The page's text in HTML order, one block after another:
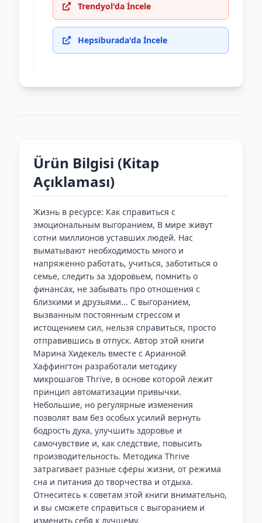
Trendyol'da İncele
Hepsiburada'da İncele
Ürün Bilgisi (Kitap
Açıklaması)
Жизнь в ресурсе: Как справиться с
эмоциональным выгоранием, В мире живут
сотни миллионов уставших людей. Нас
выматывают необходимость много и
напряженно работать, учиться, заботиться о
семье, следить за здоровьем, помнить о
финансах, не забывать про отношения с
близкими и друзьями... С выгоранием,
вызванным постоянным стрессом и
истощением сил, нельзя справиться, просто
отправившись в отпуск. Автор этой книги
Марина Хидекель вместе с Арианной
Хаффингтон разработали методику
микрошагов Thrive, в основе которой лежит
принцип автоматизации привычки.
Небольшие, но регулярные изменения
позволят вам без особых усилий вернуть
бодрость духа, улучшить здоровье и
самочувствие и, как следствие, повысить
производительность. Методика Thrive
затрагивает разные сферы жизни, от режима
сна и питания до творчества и отдыха.
Отнеситесь к советам этой книги внимательно,
и вы сможете справиться с выгоранием и
изменить себя к лучшему.